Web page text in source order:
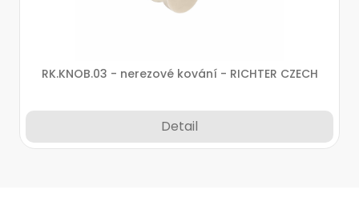
RK.KNOB.03 - nerezové kování - RICHTER CZECH
Detail